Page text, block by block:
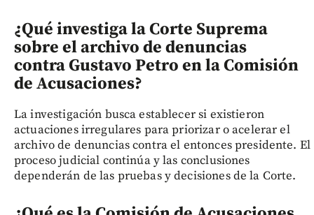
¿Qué investiga la Corte Suprema
sobre el archivo de denuncias
contra Gustavo Petro en la Comisión
de Acusaciones?
La investigación busca establecer si existieron
actuaciones irregulares para priorizar o acelerar el
archivo de denuncias contra el entonces presidente. El
proceso judicial continúa y las conclusiones
dependerán de las pruebas y decisiones de la Corte.